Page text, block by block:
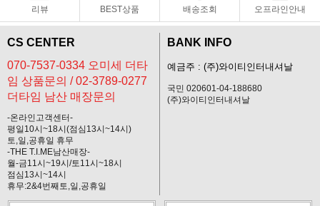
리뷰 BEST상품 배송조회 오프라인안내
CS CENTER
070-7537-0334 오미세 더타
임 상품문의 / 02-3789-0277
더타임 남산 매장문의
-온라인고객센터-
평일10시~18시(점심13시~14시)
토,일,공휴일 휴무
-THE T.I.ME남산매장-
월-금11시~19시/토11시~18시
점심13시~14시
휴무:2&4번째토,일,공휴일
BANK INFO
예금주 : (주)와이티인터내셔날
국민 020601-04-188680
(주)와이티인터내셔날